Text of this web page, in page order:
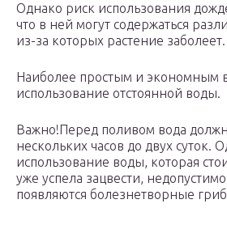
Однако риск использования
что в ней могут содержаться
из-за которых растение заболеет.
Наиболее простым и экономным
использование отстоянной воды.
Важно!Перед поливом вода
нескольких часов до двух суток.
использование воды, которая
уже успела зацвести,
появляются болезнетворные